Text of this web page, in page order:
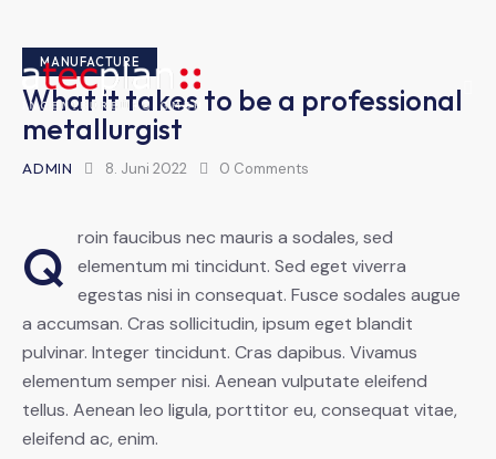
MANUFACTURE
What it takes to be a professional
metallurgist
ADMIN 8. Juni 2022 0 Comments
Q
roin faucibus nec mauris a sodales, sed
elementum mi tincidunt. Sed eget viverra
egestas nisi in consequat. Fusce sodales augue
a accumsan. Cras sollicitudin, ipsum eget blandit
pulvinar. Integer tincidunt. Cras dapibus. Vivamus
elementum semper nisi. Aenean vulputate eleifend
tellus. Aenean leo ligula, porttitor eu, consequat vitae,
eleifend ac, enim.